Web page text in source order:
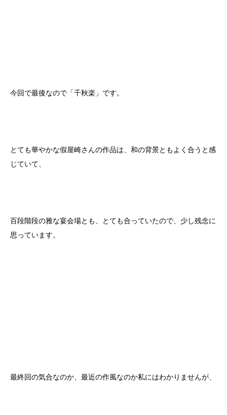
今回で最後なので「千秋楽」です。
とても華やかな假屋崎さんの作品は、和の背景ともよく合うと感
じていて、
百段階段の雅な宴会場とも、とても合っていたので、少し残念に
思っています。
最終回の気合なのか、最近の作風なのか私にはわかりませんが、